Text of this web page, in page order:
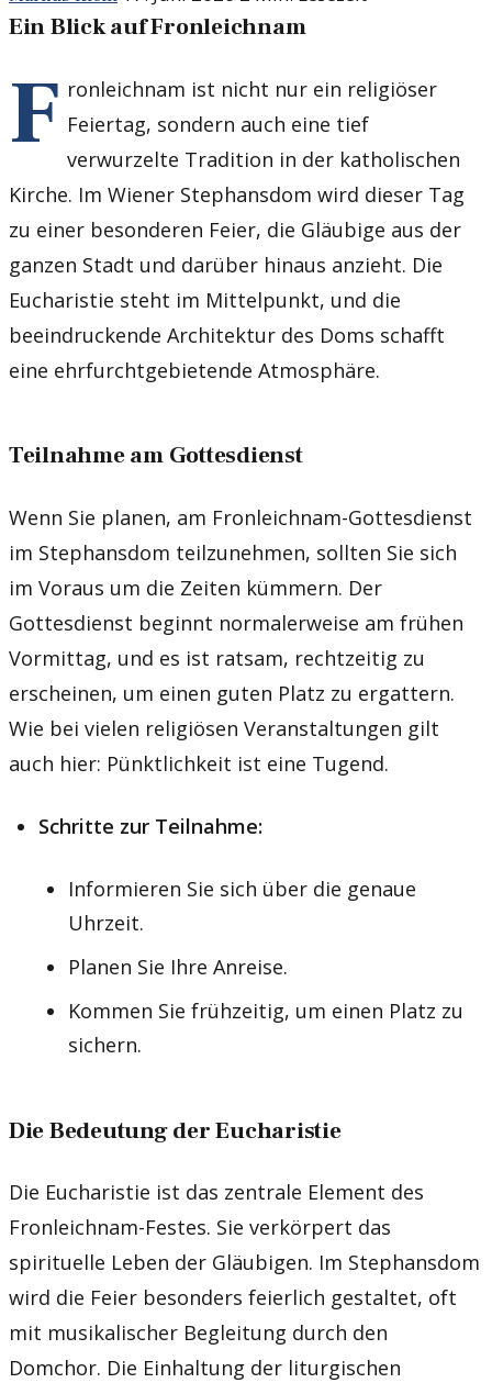
Ein Blick auf Fronleichnam
F ronleichnam ist nicht nur ein religiöser
Feiertag, sondern auch eine tief
verwurzelte Tradition in der katholischen
Kirche. Im Wiener Stephansdom wird dieser Tag
zu einer besonderen Feier, die Gläubige aus der
ganzen Stadt und darüber hinaus anzieht. Die
Eucharistie steht im Mittelpunkt, und die
beeindruckende Architektur des Doms schafft
eine ehrfurchtgebietende Atmosphäre.
Teilnahme am Gottesdienst
Wenn Sie planen, am Fronleichnam-Gottesdienst
im Stephansdom teilzunehmen, sollten Sie sich
im Voraus um die Zeiten kümmern. Der
Gottesdienst beginnt normalerweise am frühen
Vormittag, und es ist ratsam, rechtzeitig zu
erscheinen, um einen guten Platz zu ergattern.
Wie bei vielen religiösen Veranstaltungen gilt
auch hier: Pünktlichkeit ist eine Tugend.
Schritte zur Teilnahme:
Informieren Sie sich über die genaue
Uhrzeit.
Planen Sie Ihre Anreise.
Kommen Sie frühzeitig, um einen Platz zu
sichern.
Die Bedeutung der Eucharistie
Die Eucharistie ist das zentrale Element des
Fronleichnam-Festes. Sie verkörpert das
spirituelle Leben der Gläubigen. Im Stephansdom
wird die Feier besonders feierlich gestaltet, oft
mit musikalischer Begleitung durch den
Domchor. Die Einhaltung der liturgischen